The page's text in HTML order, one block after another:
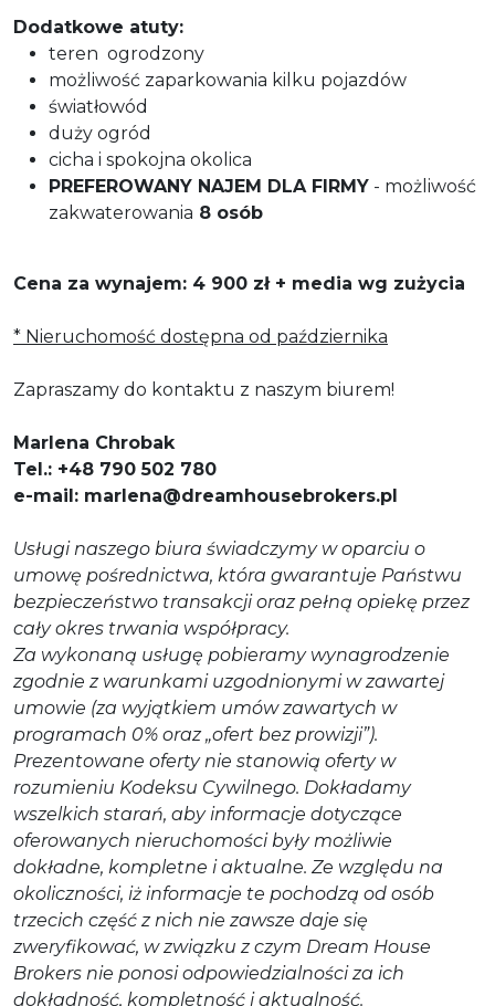
Dodatkowe atuty:
teren ogrodzony
możliwość zaparkowania kilku pojazdów
światłowód
duży ogród
cicha i spokojna okolica
PREFEROWANY NAJEM DLA FIRMY - możliwość
zakwaterowania 8 osób
Cena za wynajem: 4 900 zł + media wg zużycia
* Nieruchomość dostępna od października
Zapraszamy do kontaktu z naszym biurem!
Marlena Chrobak
Tel.: +48 790 502 780
e-mail: marlena@dreamhousebrokers.pl
Usługi naszego biura świadczymy w oparciu o
umowę pośrednictwa, która gwarantuje Państwu
bezpieczeństwo transakcji oraz pełną opiekę przez
cały okres trwania współpracy.
Za wykonaną usługę pobieramy wynagrodzenie
zgodnie z warunkami uzgodnionymi w zawartej
umowie (za wyjątkiem umów zawartych w
programach 0% oraz „ofert bez prowizji”).
Prezentowane oferty nie stanowią oferty w
rozumieniu Kodeksu Cywilnego. Dokładamy
wszelkich starań, aby informacje dotyczące
oferowanych nieruchomości były możliwie
dokładne, kompletne i aktualne. Ze względu na
okoliczności, iż informacje te pochodzą od osób
trzecich część z nich nie zawsze daje się
zweryfikować, w związku z czym Dream House
Brokers nie ponosi odpowiedzialności za ich
dokładność, kompletność i aktualność.